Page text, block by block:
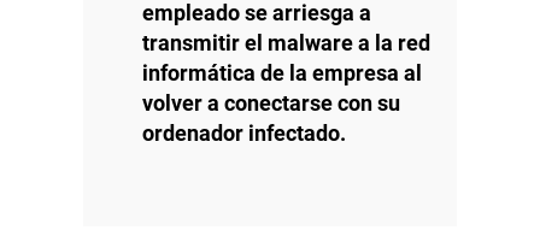
empleado se arriesga a
transmitir el malware a la red
informática de la empresa al
volver a conectarse con su
ordenador infectado.